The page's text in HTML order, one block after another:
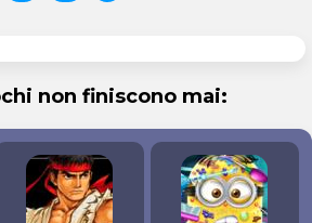
non finiscono mai: